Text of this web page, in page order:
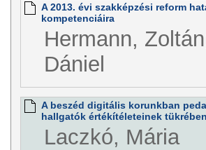
A 2013. évi szakképzési reform
kompetenciáira
Hermann,
Dániel
A beszéd digitális korunkban
hallgatók értékítéleteinek tükrében
Laczkó, Mária